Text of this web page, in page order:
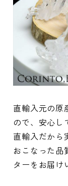
直輸入元の原
ので、安心し
直輸入だから
おこなった品
ターをお届け